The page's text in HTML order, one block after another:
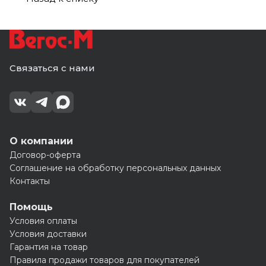
швов
1-
10мм
135
швов
6
(15)
швов
1-
швов
1-
Связаться с нами
О компании
Договор-оферта
Соглашение на обработку персональных данных
Контакты
Помощь
Условия оплаты
Условия доставки
Гарантия на товар
Правила продажи товаров для покупателей